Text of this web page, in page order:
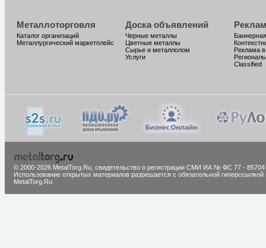
Металлоторговля
Каталог организаций
Металлургический маркетплейс
Доска объявлений
Черные металлы
Цветные металлы
Сырье и металлолом
Услуги
Реклама
Classified
© 2000-2026 MetalTorg.Ru, cвидетельство о регистрации СМИ ИА № ФС 77 - 85704
Использование открытых материалов разрешается с обязательной гиперссылкой
MetalTorg.Ru